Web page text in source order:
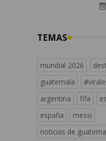
TEMAS
mundial 2026
guatemala
argentina
fifa
españa
messi
noticias de